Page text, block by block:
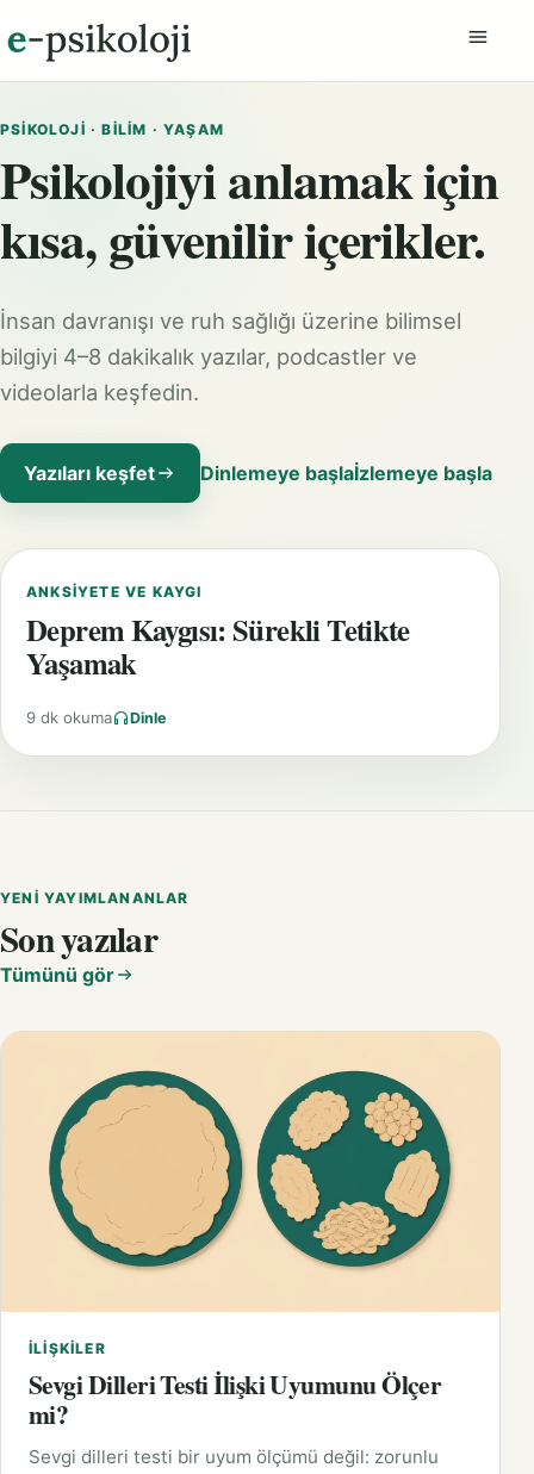
PSIKOLOJI · BILIM · YAŞAM
Psikolojiyi anlamak için
kısa, güvenilir içerikler.
İnsan davranışı ve ruh sağlığı üzerine bilimsel
bilgiyi 4–8 dakikalık yazılar, podcastler ve
videolarla keşfedin.
Yazıları keşfet Dinlemeye başlaİzlemeye başla
ANKSIYETE VE KAYGI
Deprem Kaygısı: Sürekli Tetikte
Yaşamak
9 dk okuma Dinle
YENI YAYIMLANANLAR
Son yazılar
Tümünü gör
İLIŞKILER
Sevgi Dilleri Testi İlişki Uyumunu Ölçer
mi?
Sevgi dilleri testi bir uyum ölçümü değil: zorunlu